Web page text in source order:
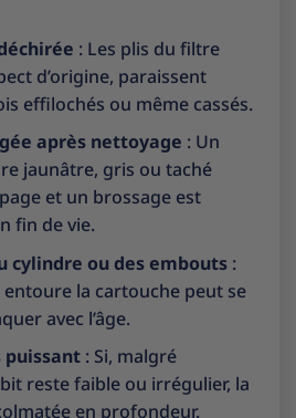
: Les plis du filtre
d’origine, paraissent
effilochés ou même cassés.
après nettoyage : Un
jaunâtre, gris ou taché
et un brossage est
fin de vie.
cylindre ou des embouts:
la cartouche peut se
avec l’âge.
puissant: Si, malgré
reste faible ou irrégulier, la
en profondeur.